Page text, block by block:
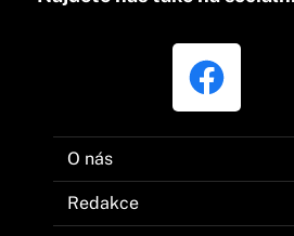
O nás
Redakce